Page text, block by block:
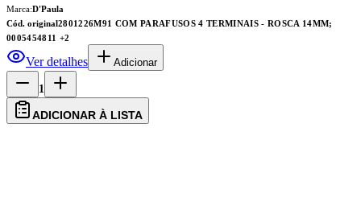
Marca:D'Paula
Cód. original2801226M91 COM PARAFUSOS 4 TERMINAIS - ROSCA 14MM;
0005454811 +2
Ver detalhes Adicionar
1
ADICIONAR À LISTA